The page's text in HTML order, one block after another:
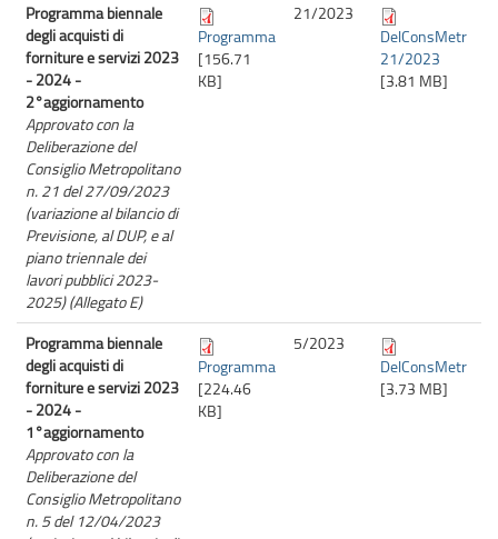
Programma biennale
degli acquisti di
forniture e servizi 2023
- 2024 -
2°aggiornamento
Approvato con la
Deliberazione del
Consiglio Metropolitano
n. 21 del 27/09/2023
(variazione al bilancio di
Previsione, al DUP, e al
piano triennale dei
lavori pubblici 2023-
2025) (Allegato E)
Programma
[156.71
KB]
21/2023
DelConsMetr
21/2023
[3.81 MB]
Programma biennale
degli acquisti di
forniture e servizi 2023
- 2024 -
1°aggiornamento
Approvato con la
Deliberazione del
Consiglio Metropolitano
n. 5 del 12/04/2023
Programma
[224.46
KB]
5/2023
DelConsMetr
[3.73 MB]